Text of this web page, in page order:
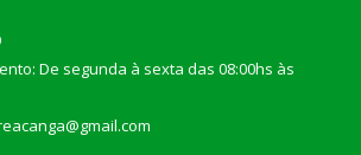
De segunda à sexta das 08:00hs às